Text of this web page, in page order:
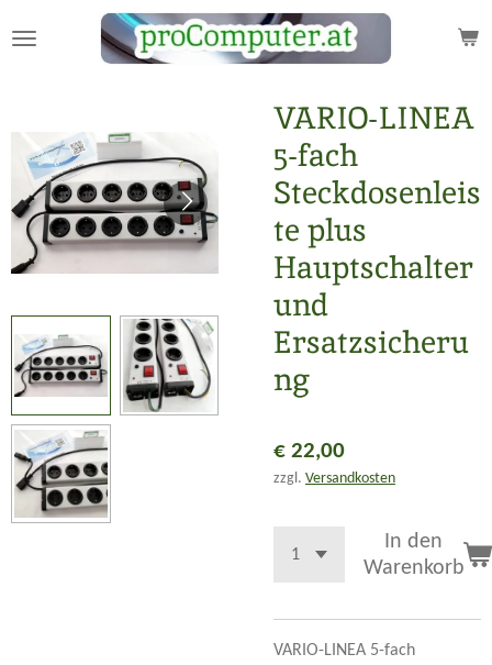
Hauptinhalt
VARIO-LINEA
5-fach
Steckdosenleis
te plus
Hauptschalter
und
Ersatzsicheru
ng
€ 22,00
zzgl. Versandkosten
In den
Warenkorb
VARIO-LINEA 5-fach